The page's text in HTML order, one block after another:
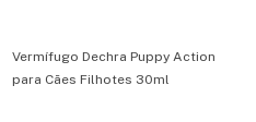
Vermífugo Dechra Puppy Action
para Cães Filhotes 30ml